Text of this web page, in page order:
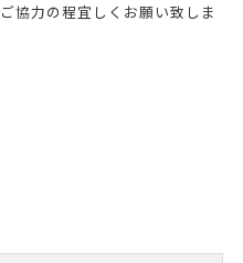
協力の程宜しくお願い致しま